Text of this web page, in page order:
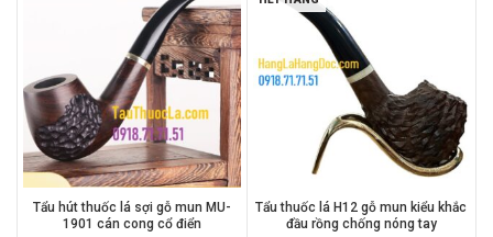
Tẩu hút thuốc lá sợi gỗ mun MU-
1901 cán cong cổ điển
Tẩu thuốc lá H12 gỗ mun kiểu khắc
đầu rồng chống nóng tay